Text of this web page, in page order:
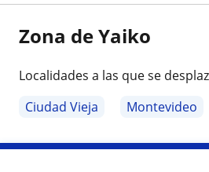
Zona de Yaiko
Localidades a las que se
Ciudad Vieja
Montevideo